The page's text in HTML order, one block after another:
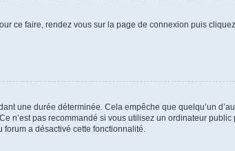
ce faire, rendez vous sur la page de connexion puis
une durée déterminée. Cela empêche que quelqu’un
n’est pas recommandé si vous utilisez un ordinateur
forum a désactivé cette fonctionnalité.